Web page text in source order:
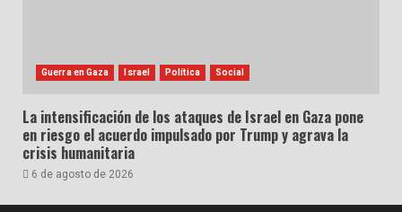
Guerra en Gaza Israel Política Social
La intensificación de los ataques de Israel en Gaza pone
en riesgo el acuerdo impulsado por Trump y agrava la
crisis humanitaria
6 de agosto de 2026